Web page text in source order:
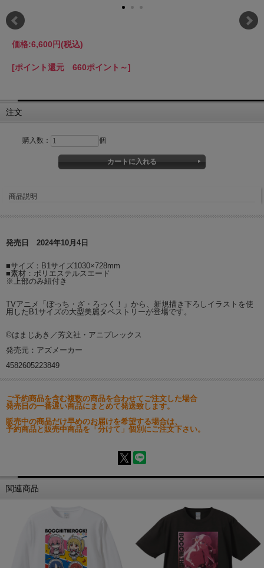
価格:6,600円(税込)
[ポイント還元 660ポイント～]
注文
購入数： 個
商品説明
発売日 2024年10月4日
■サイズ：B1サイズ1030×728mm
■素材：ポリエステルスエード
※上部のみ紐付き
TVアニメ「ぼっち・ざ・ろっく！」から、新規描き下ろしイラストを使
用したB1サイズの大型美麗タペストリーが登場です。
©はまじあき／芳文社・アニプレックス
発売元：アズメーカー
4582605223849
ご予約商品を含む複数の商品を合わせてご注文した場合
発売日の一番遅い商品にまとめて発送致します。
販売中の商品だけ早めのお届けを希望する場合は、
予約商品と販売中商品を「分けて」個別にご注文下さい。
関連商品